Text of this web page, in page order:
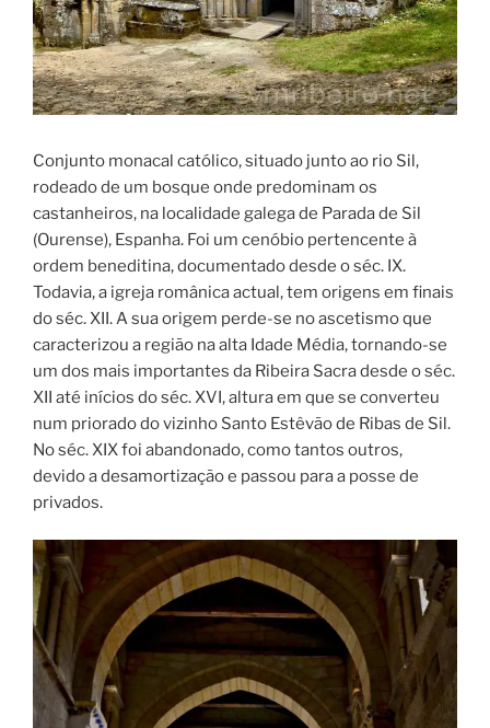
Conjunto monacal católico, situado junto ao rio Sil,
rodeado de um bosque onde predominam os
castanheiros, na localidade galega de Parada de Sil
(Ourense), Espanha. Foi um cenóbio pertencente à
ordem beneditina, documentado desde o séc. IX.
Todavia, a igreja românica actual, tem origens em finais
do séc. XII. A sua origem perde-se no ascetismo que
caracterizou a região na alta Idade Média, tornando-se
um dos mais importantes da Ribeira Sacra desde o séc.
XII até inícios do séc. XVI, altura em que se converteu
num priorado do vizinho Santo Estêvão de Ribas de Sil.
No séc. XIX foi abandonado, como tantos outros,
devido a desamortização e passou para a posse de
privados.